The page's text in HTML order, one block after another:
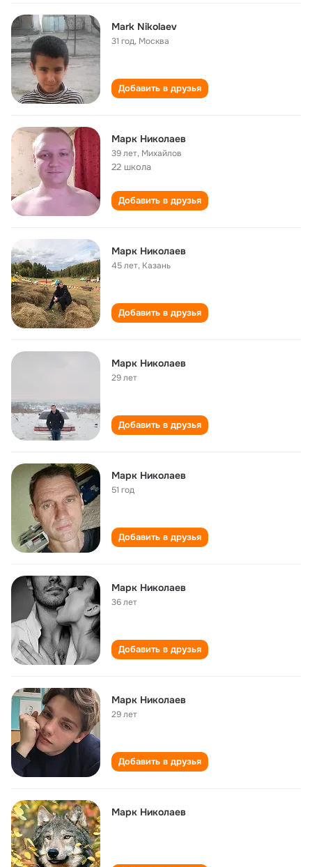
Mark Nikolaev
31 год, Москва
Добавить в друзья
Марк Николаев
39 лет, Михайлов
22 школа
Добавить в друзья
Марк Николаев
45 лет, Казань
Добавить в друзья
Марк Николаев
29 лет
Добавить в друзья
Марк Николаев
51 год
Добавить в друзья
Марк Николаев
36 лет
Добавить в друзья
Марк Николаев
29 лет
Добавить в друзья
Марк Николаев